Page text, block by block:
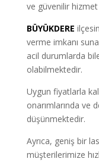
ve güvenilir hizmet
BÜYÜKDERE
verme imkanı
acil durumlarda
olabilmektedir.
Uygun fiyatlarla
onarımlarında ve
düşünmektedir.
Ayrıca, geniş bir
müşterilerimize